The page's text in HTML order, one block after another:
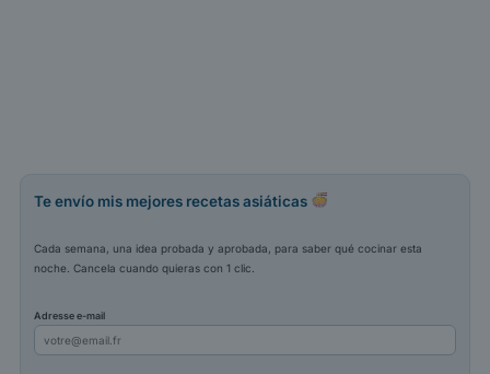
Te envío mis mejores recetas asiáticas
Cada semana, una idea probada y aprobada, para saber qué cocinar esta
noche. Cancela cuando quieras con 1 clic.
Adresse e-mail